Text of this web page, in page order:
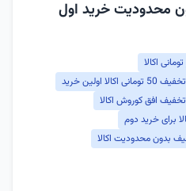
محدودیت خرید اول
اکالا اولین خرید
افق کوروش اکالا
برای خرید دوم
بدون محدودیت اکالا